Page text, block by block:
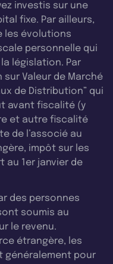
investis sur une
fixe. Par ailleurs,
les évolutions
personnelle qui
législation. Par
sur Valeur de Marché
de Distribution” qui
avant fiscalité (y
et autre fiscalité
de l’associé au
impôt sur les
au 1er janvier de
des personnes
soumis au
le revenu.
étrangère, les
généralement pour